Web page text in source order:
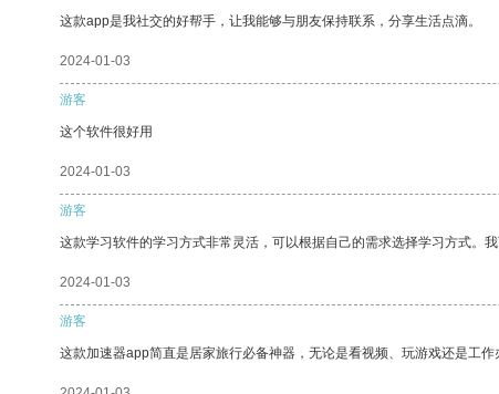
这款app是我社交的好帮手，让我能够与朋友保持联系，分享生活点滴。
2024-01-03
游客
这个软件很好用
2024-01-03
游客
这款学习软件的学习方式非常灵活，可以根据自己的需求选择学习方式。
2024-01-03
游客
这款加速器app简直是居家旅行必备神器，无论是看视频、玩游戏还是工